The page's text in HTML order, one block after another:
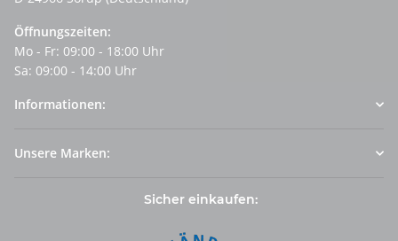
Öffnungszeiten:
Mo - Fr: 09:00 - 18:00 Uhr
Sa: 09:00 - 14:00 Uhr
Informationen:
Unsere Marken:
Sicher einkaufen: